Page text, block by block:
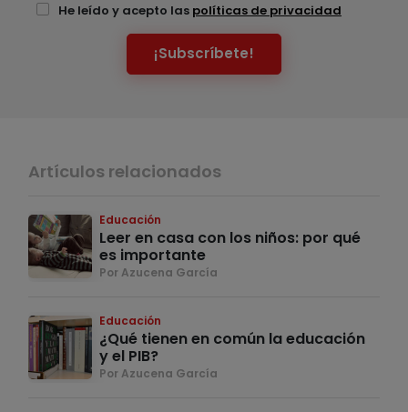
He leído y acepto las políticas de privacidad
¡Subscríbete!
Artículos relacionados
Educación
Leer en casa con los niños: por qué
es importante
Por Azucena García
Educación
¿Qué tienen en común la educación
y el PIB?
Por Azucena García